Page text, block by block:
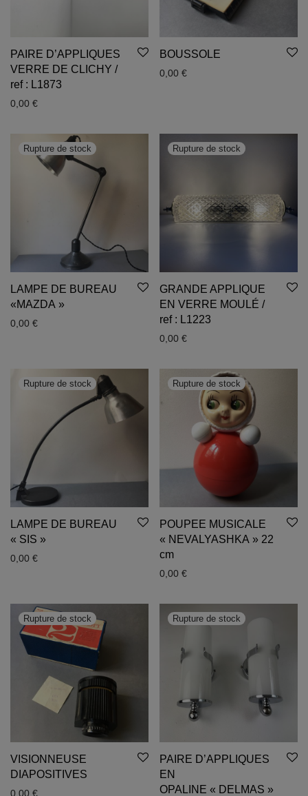
PAIRE D’APPLIQUES
VERRE DE CLICHY /
ref : L1873
0,00 €
BOUSSOLE
0,00 €
LAMPE DE BUREAU
«MAZDA »
0,00 €
GRANDE APPLIQUE
EN VERRE MOULÉ /
ref : L1223
0,00 €
LAMPE DE BUREAU
« SIS »
0,00 €
POUPEE MUSICALE
« NEVALYASHKA » 22
cm
0,00 €
VISIONNEUSE
DIAPOSITIVES
0,00 €
PAIRE D’APPLIQUES
EN
OPALINE « DELMAS »